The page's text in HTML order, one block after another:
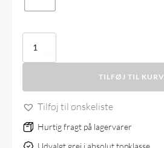
Helikon-
-
Admin
antal
TILFØJ TIL KURV
Tilføj til ønskeliste
Hurtig fragt på lagervarer